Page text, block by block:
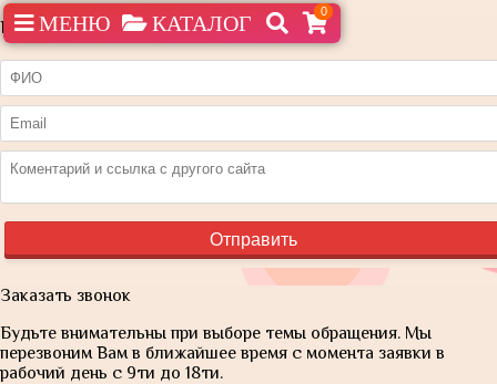
Нашли дешевле?
Заказать звонок
Будьте внимательны при выборе темы обращения. Мы
перезвоним Вам в ближайшее время с момента заявки в
рабочий день с 9ти до 18ти.
МЕНЮ КАТАЛОГ 0